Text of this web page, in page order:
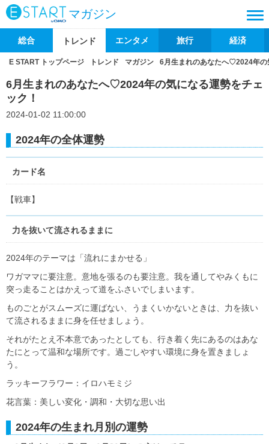
マガジン
総合 トレンド エンタメ 旅行 経済
E START トップページ トレンド マガジン 6月生まれのあなたへ♡2024年の
6月生まれのあなたへ♡2024年の気になる運勢をチェ
ック！
2024-01-02 11:00:00
2024年の全体運勢
カード名
【戦車】
力を抜いて流されるままに
2024年のテーマは「流れにまかせる」
ワガママに要注意。意地を張るのも要注意。我を通してやみくもに
突っ走ることはかえって道をふさいでしまいます。
ものごとがスムーズに運ばない、うまくいかないときは、力を抜い
て流されるままに身を任せましょう。
それがたとえ不本意であったとしても、行き着く先にあるのはあな
たにとって温和な場所です。過ごしやすい環境に身を置きましょ
う。
ラッキーフラワー：イロハモミジ
花言葉：美しい変化・調和・大切な思い出
2024年の生まれ月別の運勢